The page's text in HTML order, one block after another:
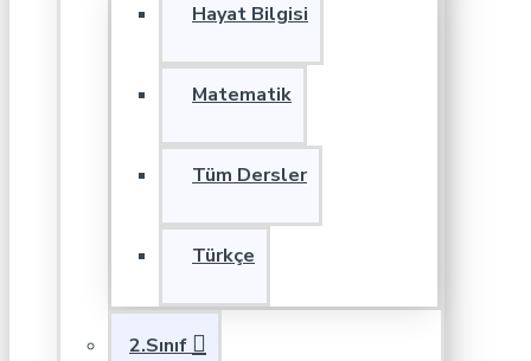
Hayat Bilgisi
Matematik
Tüm Dersler
Türkçe
2.Sınıf